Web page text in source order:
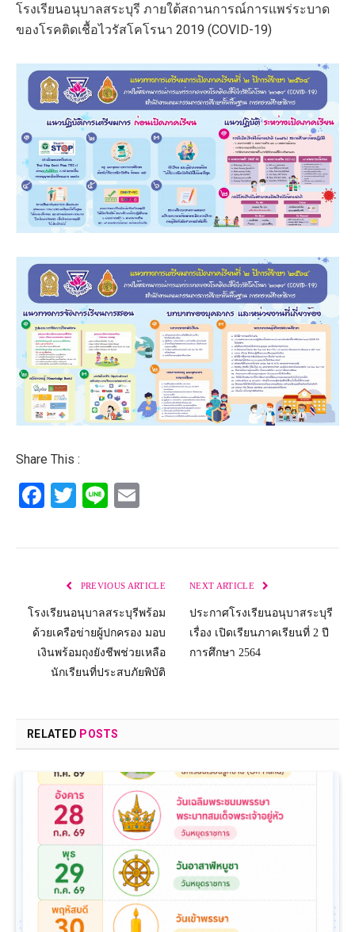
โรงเรียนอนุบาลสระบุรี ภายใต้สถานการณ์การแพร่ระบาด
ของโรคติดเชื้อไวรัสโคโรนา 2019 (COVID-19)
Share This :
Facebook
Twitter
Line
PREVIOUS ARTICLE
โรงเรียนอนุบาลสระบุรีพร้อม
ด้วยเครือข่ายผู้ปกครอง มอบ
เงินพร้อมถุงยังชีพช่วยเหลือ
นักเรียนที่ประสบภัยพิบัติ
NEXT ARTICLE
ประกาศโรงเรียนอนุบาสระบุรี
เรื่อง เปิดเรียนภาคเรียนที่ 2 ปี
การศึกษา 2564
RELATED POSTS